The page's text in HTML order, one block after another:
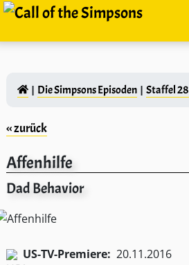
Die Simpsons Episoden Staffel 28
‹‹ zurück
Affenhilfe
Dad Behavior
US-TV-Premiere: 20.11.2016